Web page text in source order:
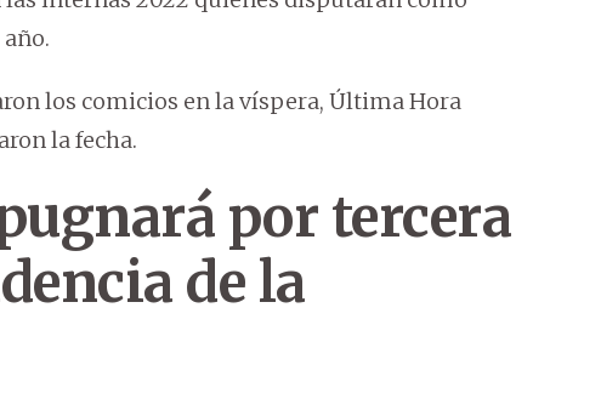
los comicios en la víspera, Última Hora
la fecha.
por tercera
de la